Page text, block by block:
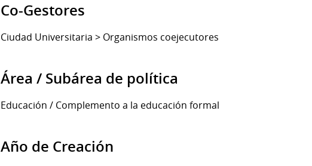
Co-Gestores
Ciudad Universitaria > Organismos coejecutores
Área / Subárea de política
Educación / Complemento a la educación formal
Año de Creación